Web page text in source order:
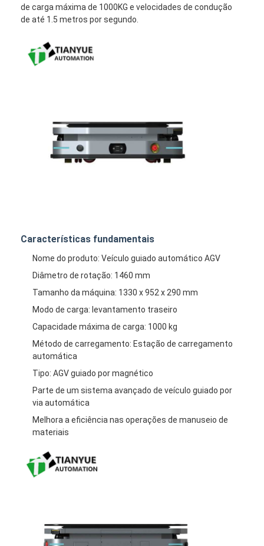
Produtos
Quem Somos
Controle de Qualidade
Fale Conosco
Todos os casos
Converse agora
Veículo guiado automático AGV
de carga máxima de 1000KG e velocidades de condução
de até 1.5 metros por segundo.
Características fundamentais
Nome do produto: Veículo guiado automático AGV
Diâmetro de rotação: 1460 mm
Tamanho da máquina: 1330 x 952 x 290 mm
Modo de carga: levantamento traseiro
Capacidade máxima de carga: 1000 kg
Método de carregamento: Estação de carregamento
automática
Tipo: AGV guiado por magnético
Parte de um sistema avançado de veículo guiado por
via automática
Melhora a eficiência nas operações de manuseio de
materiais